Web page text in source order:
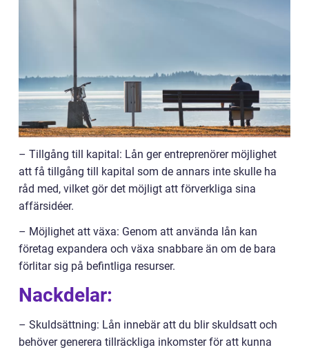
– Tillgång till kapital: Lån ger entreprenörer möjlighet
att få tillgång till kapital som de annars inte skulle ha
råd med, vilket gör det möjligt att förverkliga sina
affärsidéer.
– Möjlighet att växa: Genom att använda lån kan
företag expandera och växa snabbare än om de bara
förlitar sig på befintliga resurser.
Nackdelar:
– Skuldsättning: Lån innebär att du blir skuldsatt och
behöver generera tillräckliga inkomster för att kunna